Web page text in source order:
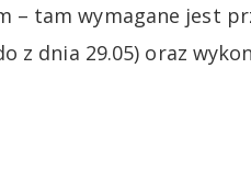
– tam wymagane jest
z dnia 29.05) oraz